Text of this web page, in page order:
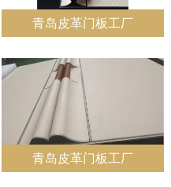
青岛皮革门板工厂
青岛皮革门板工厂